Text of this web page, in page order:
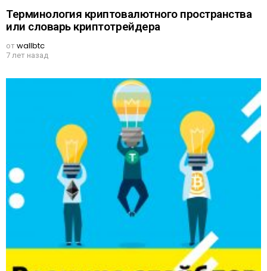
Терминология криптовалютного пространства
или словарь криптотрейдера
отwallbtc
7 лет назад